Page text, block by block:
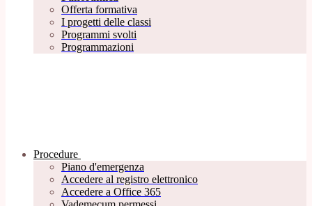
Offerta formativa
I progetti delle classi
Programmi svolti
Programmazioni
Procedure
Piano d'emergenza
Accedere al registro elettronico
Accedere a Office 365